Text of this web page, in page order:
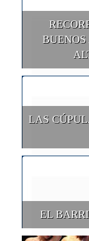
BUENOS
LAS
EL